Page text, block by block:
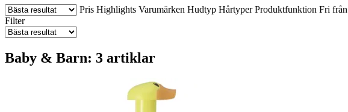
Pris Highlights Varumärken Hudtyp Hårtyper Produktfunktion Fri från
Filter
Baby & Barn: 3 artiklar